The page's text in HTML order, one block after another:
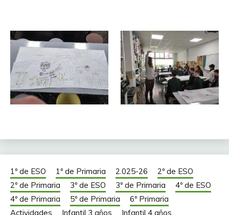
1º de ESO 1º de Primaria 2.025-26
2º de ESO
2º de Primaria
3º de ESO 3º de Primaria
4º de ESO
4º de Primaria
5º de Primaria
6º Primaria
Actividades
Infantil 3 años
Infantil 4 años